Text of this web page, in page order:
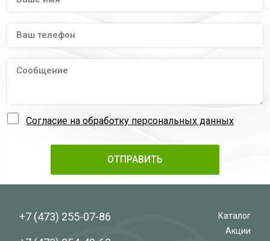
Согласие на обработку персональных данных
+7 (473) 255-07-86
Каталог
Акции